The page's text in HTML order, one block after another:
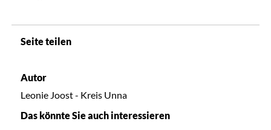
Seite teilen
Autor
Leonie Joost - Kreis Unna
Das könnte Sie auch interessieren